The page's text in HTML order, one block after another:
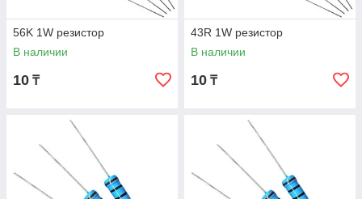
56K 1W резистор
В наличии
10 ₸
43R 1W резистор
В наличии
10 ₸